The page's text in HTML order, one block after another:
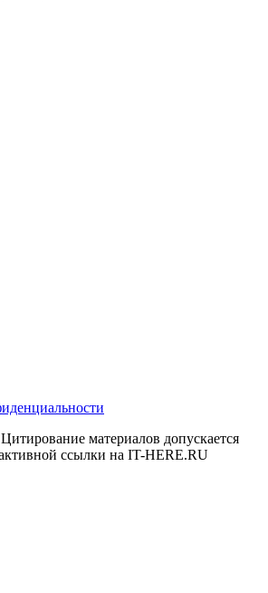
Цитирование материалов допускается
ссылки на IT-HERE.RU